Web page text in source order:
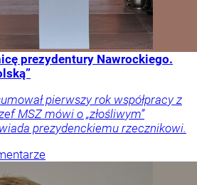
prezydentury Nawrockiego.
pierwszy rok współpracy z
MSZ mówi o „złośliwym”
prezydenckiemu rzecznikowi.